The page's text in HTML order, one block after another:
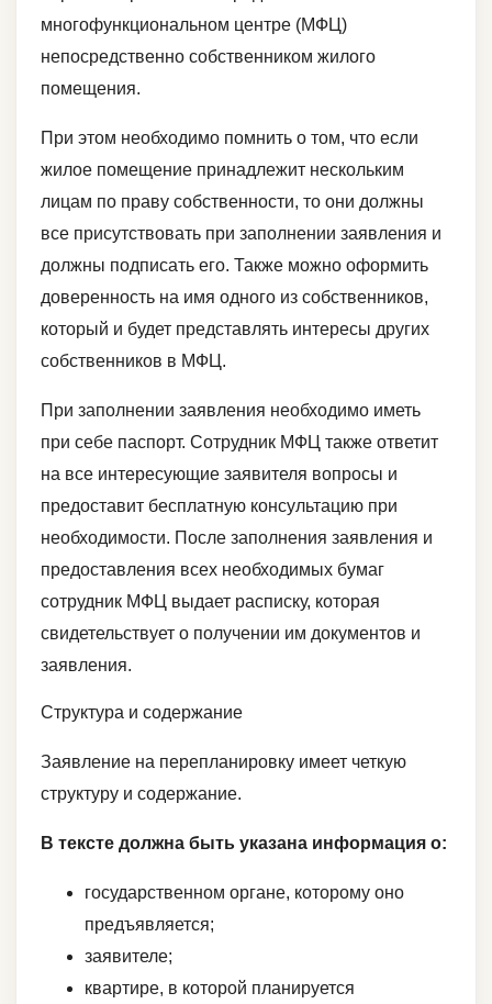
многофункциональном центре (МФЦ)
непосредственно собственником жилого
помещения.
При этом необходимо помнить о том, что если
жилое помещение принадлежит нескольким
лицам по праву собственности, то они должны
все присутствовать при заполнении заявления и
должны подписать его. Также можно оформить
доверенность на имя одного из собственников,
который и будет представлять интересы других
собственников в МФЦ.
При заполнении заявления необходимо иметь
при себе паспорт. Сотрудник МФЦ также ответит
на все интересующие заявителя вопросы и
предоставит бесплатную консультацию при
необходимости. После заполнения заявления и
предоставления всех необходимых бумаг
сотрудник МФЦ выдает расписку, которая
свидетельствует о получении им документов и
заявления.
Структура и содержание
Заявление на перепланировку имеет четкую
структуру и содержание.
В тексте должна быть указана информация о:
государственном органе, которому оно
предъявляется;
заявителе;
квартире, в которой планируется